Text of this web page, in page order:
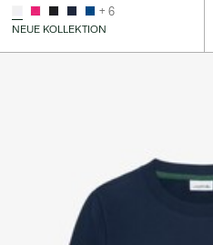
+ 6
NEUE KOLLEKTION